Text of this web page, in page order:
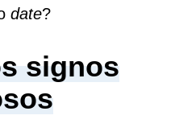
date?
signos